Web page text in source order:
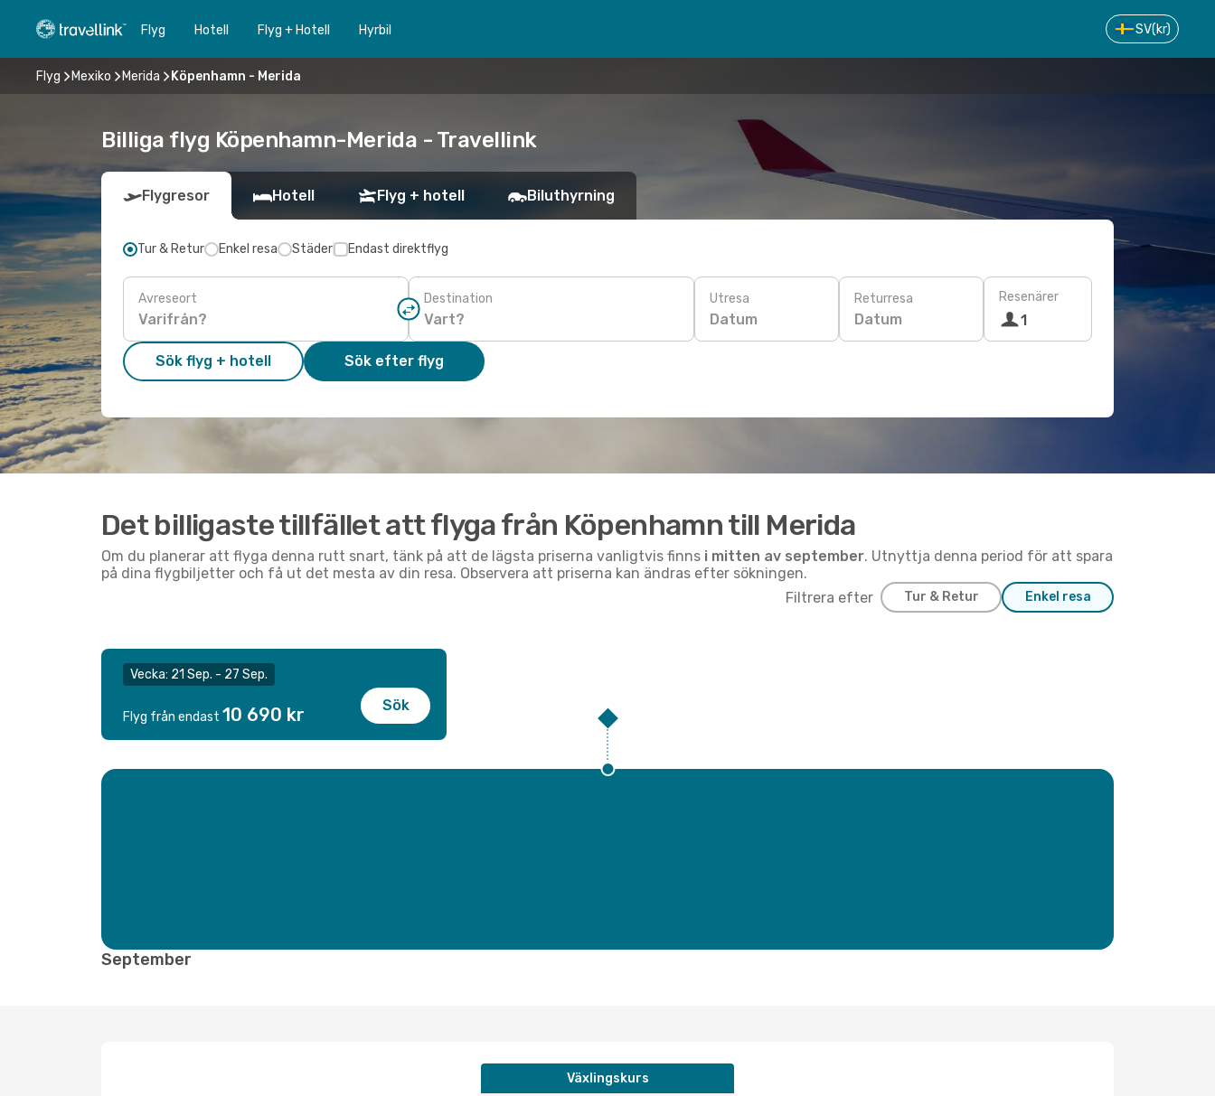
Flyg Hotell Flyg + Hotell Hyrbil SV(kr)
Flyg Mexiko Merida Köpenhamn - Merida
Billiga flyg Köpenhamn-Merida - Travellink
Flygresor Hotell Flyg + hotell Biluthyrning
Tur & Retur Enkel resa Städer Endast direktflyg
Avreseort Destination Utresa
Datum
Returresa
Datum
Resenärer
1
Sök flyg + hotell Sök efter flyg
Det billigaste tillfället att flyga från Köpenhamn till Merida
Om du planerar att flyga denna rutt snart, tänk på att de lägsta priserna vanligtvis finns i mitten av september. Utnyttja denna period för att spara
på dina flygbiljetter och få ut det mesta av din resa. Observera att priserna kan ändras efter sökningen.
Filtrera efter
Tur & Retur Enkel resa
Vecka: 21 Sep. - 27 Sep.
Flyg från endast 10 690 kr Sök
September
Växlingskurs